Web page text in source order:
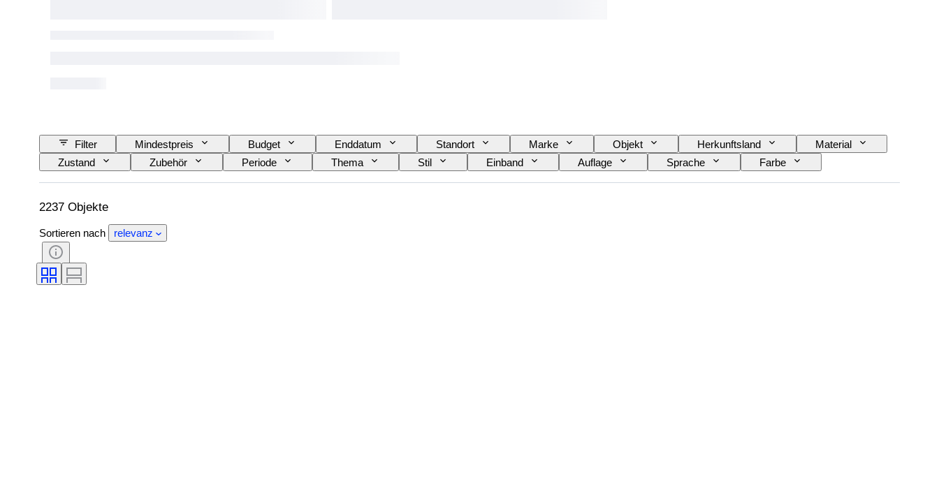
Filter Mindestpreis Budget Enddatum Standort Marke Objekt Herkunftsland
Material
Zustand
Zubehör Periode Thema Stil Einband Auflage Sprache
Farbe
Maßstab
Sport-Memorabilien-Typ Sportmannschaft Sport Automobilia-Typ Original/Nachbau Epoche
2237 Objekte
Sortieren nach relevanz